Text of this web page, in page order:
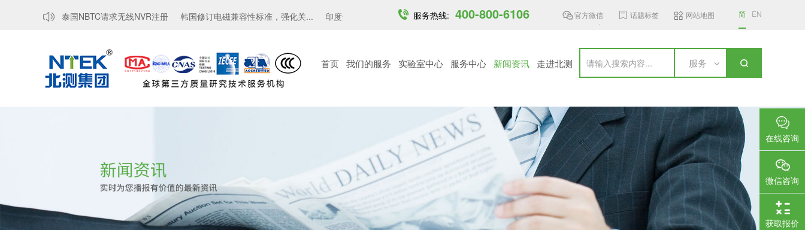
泰国NBTC请求无线NVR注册 韩国修订电磁兼容性标准，强化关... 印度开放6GHz中低功率免许可频段... 越南MST发布6 GHz频段无线接入设... 加拿大更新无线通信设备标准，新...
服务热线: 400-800-6106 官方微信 话题标签 网站地图 简 EN
服务
首页 我们的服务 实验室中心 服务中心 新闻资讯 走进北测
在线咨询
微信咨询
获取报价